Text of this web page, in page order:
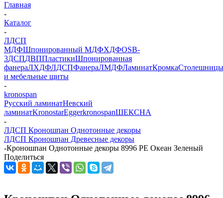
Главная
-
Каталог
-
ЛДСП
МДФШпонированный МДФХДФOSB-
3ДСПДВППластикиШпонированная
фанераЛХДФЛДСПФанераЛМДФЛаминатКромкаСтолешницы
и мебельные щиты
-
kronospan
Русский ламинатНевский
ламинатKronostarEggerkronospanШЕКСНА
-
ЛДСП Кроношпан Однотонные декоры
ЛДСП Кроношпан Древесные декоры
-Кроношпан Однотонные декоры 8996 PE Океан Зеленый
Поделиться